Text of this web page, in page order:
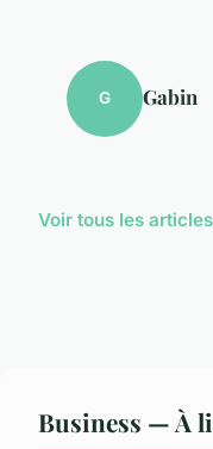
G Gabin
Voir tous les
Business — À